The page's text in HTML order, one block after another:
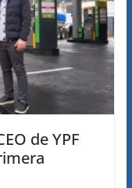
de YPF